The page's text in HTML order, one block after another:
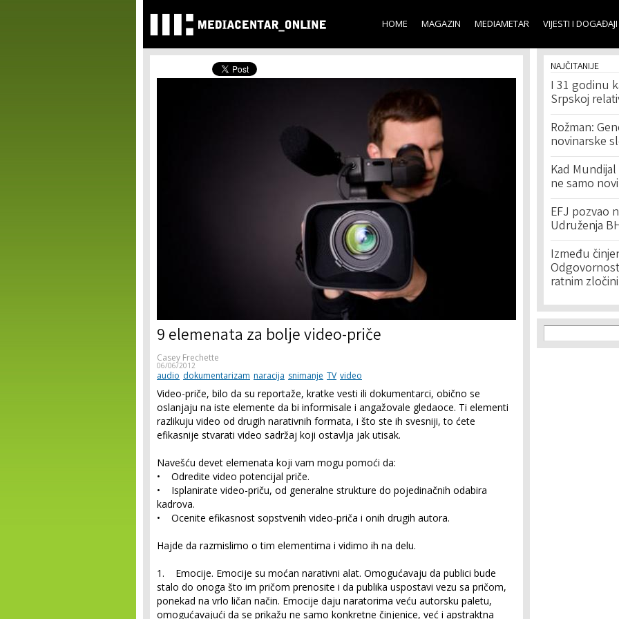
main
content
HOME MAGAZIN MEDIAMETAR VIJESTI I DOGAĐAJI
9 elemenata za bolje video-priče
Casey Frechette
06/06/2012
audio dokumentarizam naracija snimanje TV video
Video-priče, bilo da su reportaže, kratke vesti ili dokumentarci, obično se
oslanjaju na iste elemente da bi informisale i angažovale gledaoce. Ti elementi
razlikuju video od drugih narativnih formata, i što ste ih svesniji, to ćete
efikasnije stvarati video sadržaj koji ostavlja jak utisak.
Navešću devet elemenata koji vam mogu pomoći da:
• Odredite video potencijal priče.
• Isplanirate video-priču, od generalne strukture do pojedinačnih odabira
kadrova.
• Ocenite efikasnost sopstvenih video-priča i onih drugih autora.
Hajde da razmislimo o tim elementima i vidimo ih na delu.
1. Emocije. Emocije su moćan narativni alat. Omogućavaju da publici bude
stalo do onoga što im pričom prenosite i da publika uspostavi vezu sa pričom,
ponekad na vrlo ličan način. Emocije daju naratorima veću autorsku paletu,
omogućavajući da se prikažu ne samo konkretne činjenice, već i apstraktna
NAJČITANIJE
I 31 godinu
Srpskoj
Rožman:
novinarske
Kad
ne samo
EFJ pozvao
Udruženja
Između
ratnim
Search
Search